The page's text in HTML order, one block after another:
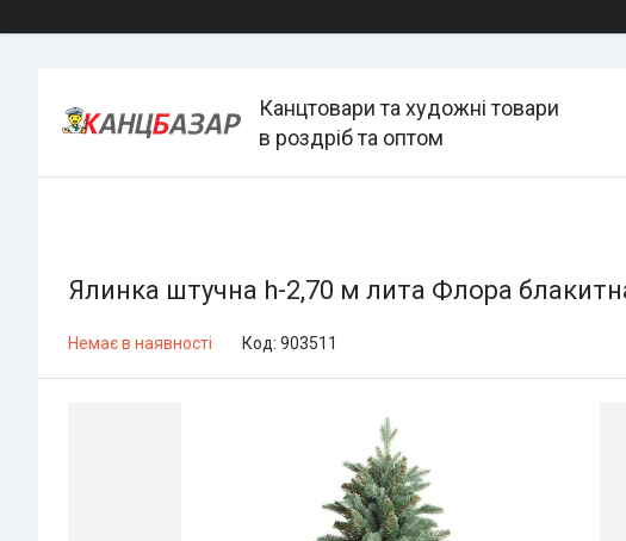
Канцтовари та художні товари
в роздріб та оптом
Ялинка штучна h-2,70 м лита Флора
Немає в наявності Код: 903511